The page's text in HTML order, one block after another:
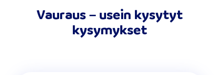
Vauraus – usein kysytyt
kysymykset